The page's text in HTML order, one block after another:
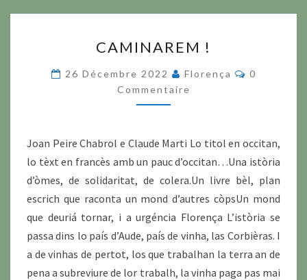
!
CAMINAREM !
26 Décembre 2022 Florença
0
Commentaire
Joan Peire Chabrol e Claude Marti Lo titol en occitan,
lo tèxt en francès amb un pauc d’occitan…Una istòria
d’òmes, de solidaritat, de colera.Un livre bèl, plan
escrich que raconta un mond d’autres còpsUn mond
que deuriá tornar, i a urgéncia Florença L’istòria se
passa dins lo país d’Aude, país de vinha, las Corbièras. I
a de vinhas de pertot, los que trabalhan la terra an de
pena a subreviure de lor trabalh, la vinha paga pas mai